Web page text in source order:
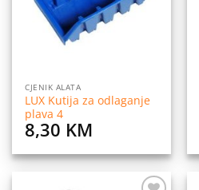
CJENIK ALATA
LUX Kutija za odlaganje
plava 4
8,30 KM